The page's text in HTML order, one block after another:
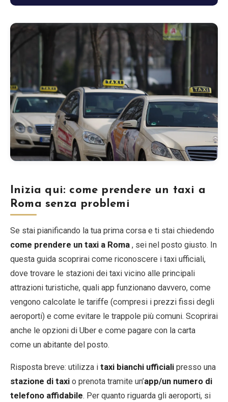
Blog
Negozio
Tutti i souvenir
Posters
T-Shirts
Chi siamo
EN DE ES FR IT
Inizia qui: come prendere un taxi a
Roma senza problemi
Se stai pianificando la tua prima corsa e ti stai chiedendo
come prendere un taxi a Roma , sei nel posto giusto. In
questa guida scoprirai come riconoscere i taxi ufficiali,
dove trovare le stazioni dei taxi vicino alle principali
attrazioni turistiche, quali app funzionano davvero, come
vengono calcolate le tariffe (compresi i prezzi fissi degli
aeroporti) e come evitare le trappole più comuni. Scoprirai
anche le opzioni di Uber e come pagare con la carta
come un abitante del posto.
Risposta breve: utilizza i taxi bianchi ufficiali presso una
stazione di taxi o prenota tramite un’app/un numero di
telefono affidabile. Per quanto riguarda gli aeroporti, si